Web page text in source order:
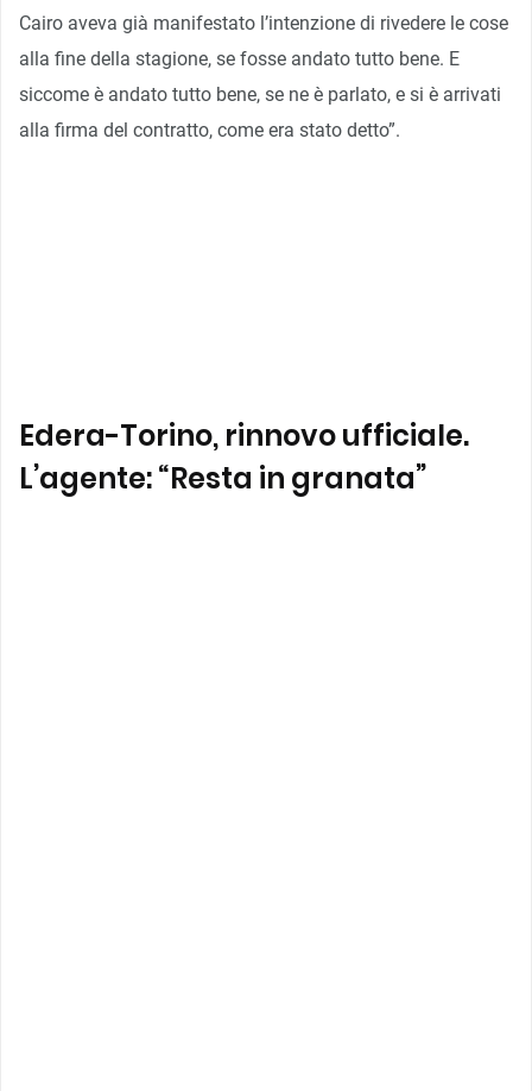
Cairo aveva già manifestato l’intenzione di rivedere le cose
alla fine della stagione, se fosse andato tutto bene. E
siccome è andato tutto bene, se ne è parlato, e si è arrivati
alla firma del contratto, come era stato detto”.
Edera-Torino, rinnovo ufficiale.
L’agente: “Resta in granata”